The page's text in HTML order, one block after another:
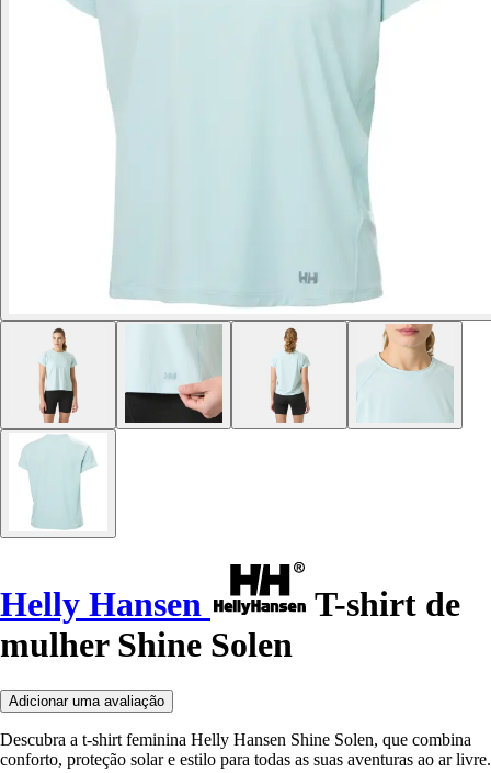
Helly Hansen
T-shirt de
mulher Shine Solen
Adicionar uma avaliação
Descubra a t-shirt feminina Helly Hansen Shine Solen, que combina
conforto, proteção solar e estilo para todas as suas aventuras ao ar livre.